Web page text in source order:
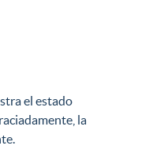
el estado
la